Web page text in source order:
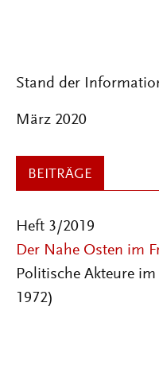
Stand der
März 2020
BEITRÄGE
Heft 3/2019
Der Nahe Osten im
Politische Akteure
1972)